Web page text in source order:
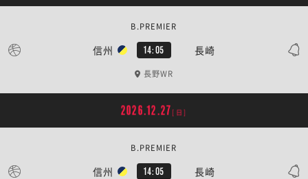
信州 14:05 長崎
B.PREMIER
長野WR
2026.12.27 [日]
信州 14:05 長崎
B.PREMIER